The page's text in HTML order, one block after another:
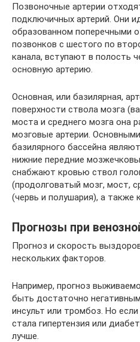
Позвоночные артерии
подключичных артерий. Они
образованном поперечными
позвонков с шестого по
канала, вступают в полость
основную артерию.
Основная, или базилярная,
поверхности ствола мозга
моста и среднего мозга она
мозговые артерии.
базилярного бассейна
нижние передние
снабжают кровью ствол
(продолговатый мозг, мост,
(червь и полушария), а также
Прогнозы при
Прогноз и скорость
нескольких факторов.
Например, прогноз
быть достаточно
инсульт или тромбоз. Но
стала гипертензия или
лучше.